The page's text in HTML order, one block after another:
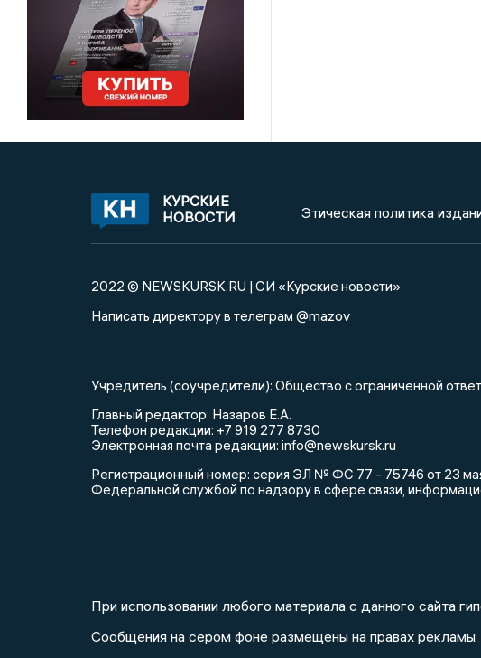
КУРСКИЕ
НОВОСТИ
Этическая политика
2022 © NEWSKURSK.RU | СИ «Курские новости»
Написать директору в телеграм @mazov
Учредитель (соучредители): Общество с ограниченной
Главный редактор: Назаров Е.А.
Телефон редакции: +7 919 277 8730
Электронная почта редакции: info@newskursk.ru
Регистрационный номер: серия ЭЛ № ФС 77 - 75746 от 23
Федеральной службой по надзору в сфере связи,
При использовании любого материала с данного сайта
Сообщения на сером фоне размещены на правах рекламы